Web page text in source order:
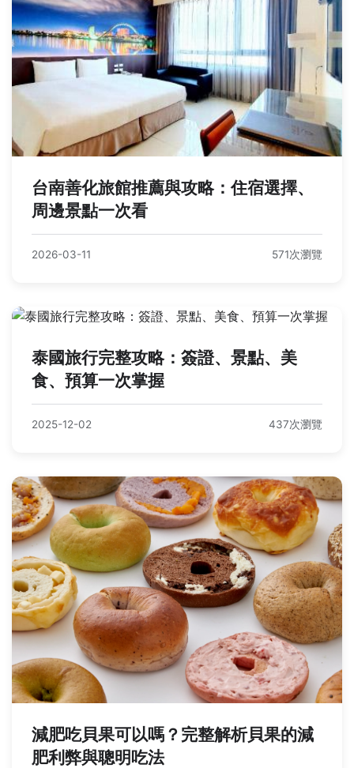
台南善化旅館推薦與攻略：住宿選擇、
周邊景點一次看
2026-03-11 571次瀏覽
泰國旅行完整攻略：簽證、景點、美
食、預算一次掌握
2025-12-02 437次瀏覽
減肥吃貝果可以嗎？完整解析貝果的減
肥利弊與聰明吃法